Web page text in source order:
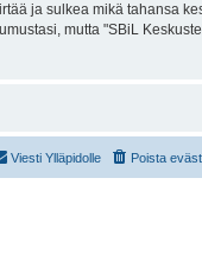
ja sulkea mikä tahansa
mutta "SBiL
Poista
Viesti Ylläpidolle